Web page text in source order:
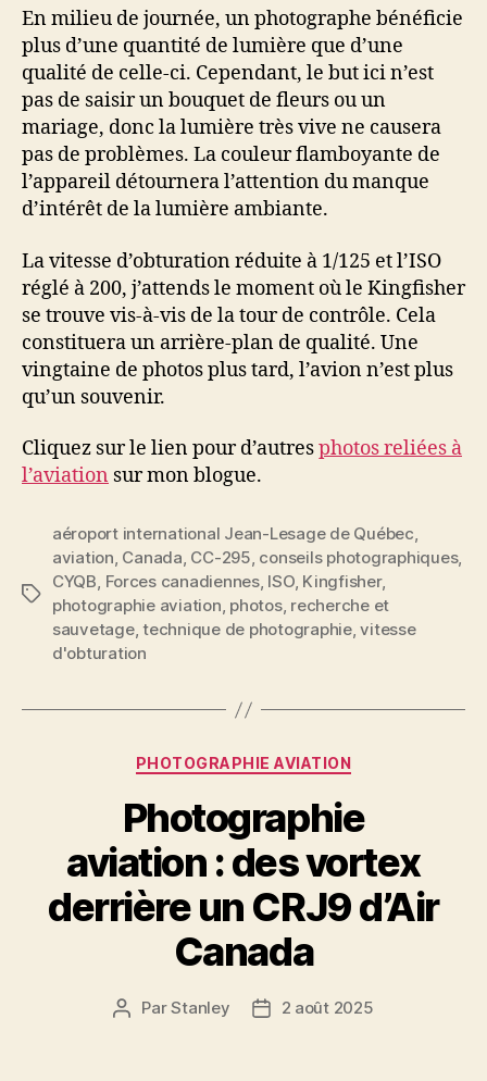
En milieu de journée, un photographe bénéficie
plus d’une quantité de lumière que d’une
qualité de celle-ci. Cependant, le but ici n’est
pas de saisir un bouquet de fleurs ou un
mariage, donc la lumière très vive ne causera
pas de problèmes. La couleur flamboyante de
l’appareil détournera l’attention du manque
d’intérêt de la lumière ambiante.
La vitesse d’obturation réduite à 1/125 et l’ISO
réglé à 200, j’attends le moment où le Kingfisher
se trouve vis-à-vis de la tour de contrôle. Cela
constituera un arrière-plan de qualité. Une
vingtaine de photos plus tard, l’avion n’est plus
qu’un souvenir.
Cliquez sur le lien pour d’autresphotos reliées à
l’aviation sur mon blogue.
Étiquettes
aéroport international Jean-Lesage de Québec,
aviation, Canada, CC-295, conseils photographiques,
CYQB, Forces canadiennes, ISO, Kingfisher,
photographie aviation, photos, recherche et
sauvetage,technique de photographie,vitesse
d'obturation
Catégories
PHOTOGRAPHIE AVIATION
Photographie
aviation : des vortex
derrière un CRJ9 d’Air
Canada
Auteur
ParStanley
Date2 août 2025